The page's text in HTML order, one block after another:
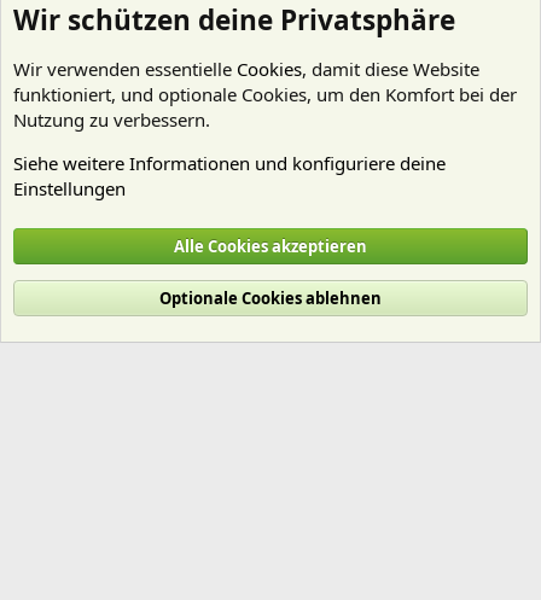
Cookies
Deutsch (Du)
Nutzungsbedingungen
Datenschutz Hilfe und Impressum
R
Wir schützen deine Privatsphäre
Wir verwenden essentielle Cookies, damit diese Website
funktioniert, und optionale Cookies, um den Komfort bei der
Nutzung zu verbessern.
Siehe weitere Informationen und konfiguriere deine
Einstellungen
Alle Cookies akzeptieren
Optionale Cookies ablehnen